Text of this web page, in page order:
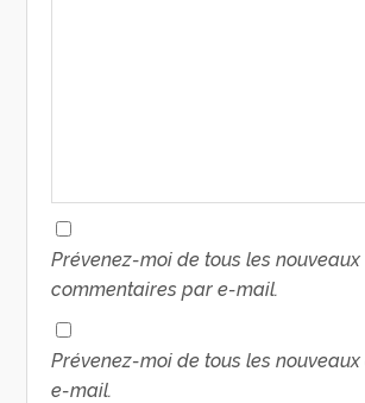
Prévenez-moi de tous les nouveaux
commentaires par e-mail.
Prévenez-moi de tous les
e-mail.